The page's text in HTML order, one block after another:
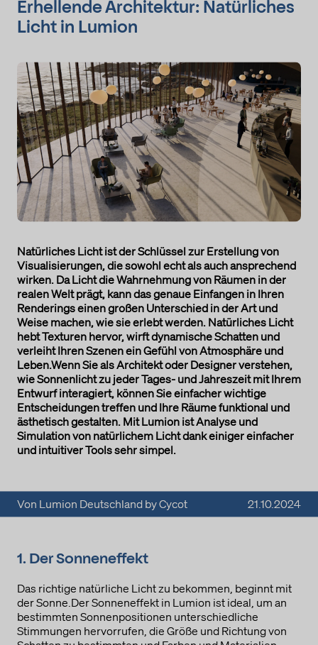
Erhellende Architektur: Natürliches
Licht in Lumion
Natürliches Licht ist der Schlüssel zur Erstellung von
Visualisierungen, die sowohl echt als auch ansprechend
wirken. Da Licht die Wahrnehmung von Räumen in der
realen Welt prägt, kann das genaue Einfangen in Ihren
Renderings einen großen Unterschied in der Art und
Weise machen, wie sie erlebt werden. Natürliches Licht
hebt Texturen hervor, wirft dynamische Schatten und
verleiht Ihren Szenen ein Gefühl von Atmosphäre und
Leben.Wenn Sie als Architekt oder Designer verstehen,
wie Sonnenlicht zu jeder Tages- und Jahreszeit mit Ihrem
Entwurf interagiert, können Sie einfacher wichtige
Entscheidungen treffen und Ihre Räume funktional und
ästhetisch gestalten. Mit Lumion ist Analyse und
Simulation von natürlichem Licht dank einiger einfacher
und intuitiver Tools sehr simpel.
Von Lumion Deutschland by Cycot 21.10.2024
1. Der Sonneneffekt
Das richtige natürliche Licht zu bekommen, beginnt mit
der Sonne.Der Sonneneffekt in Lumion ist ideal, um an
bestimmten Sonnenpositionen unterschiedliche
Stimmungen hervorrufen, die Größe und Richtung von